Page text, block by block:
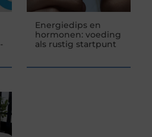
Energiedips en
hormonen: voeding
als rustig startpunt